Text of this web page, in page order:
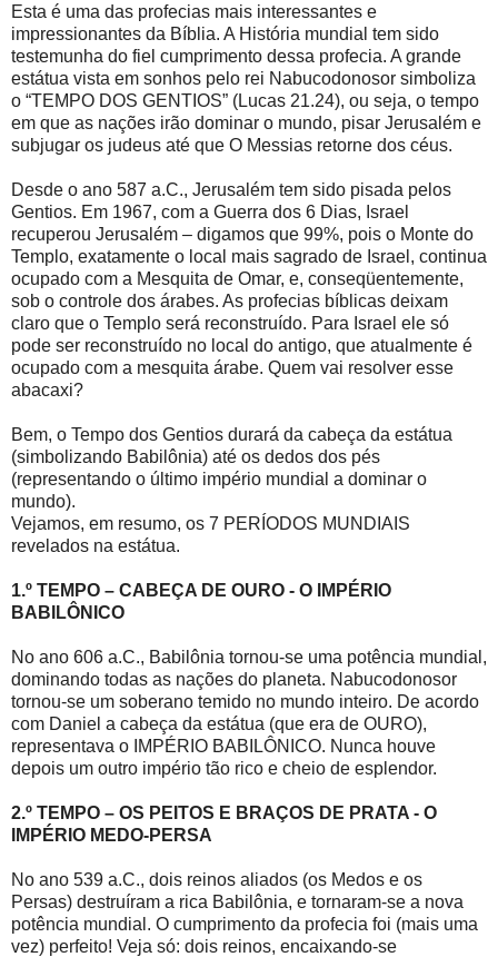
Esta é uma das profecias mais interessantes e
impressionantes da Bíblia. A História mundial tem sido
testemunha do fiel cumprimento dessa profecia. A grande
estátua vista em sonhos pelo rei Nabucodonosor simboliza
o “TEMPO DOS GENTIOS” (Lucas 21.24), ou seja, o tempo
em que as nações irão dominar o mundo, pisar Jerusalém e
subjugar os judeus até que O Messias retorne dos céus.
Desde o ano 587 a.C., Jerusalém tem sido pisada pelos
Gentios. Em 1967, com a Guerra dos 6 Dias, Israel
recuperou Jerusalém – digamos que 99%, pois o Monte do
Templo, exatamente o local mais sagrado de Israel, continua
ocupado com a Mesquita de Omar, e, conseqüentemente,
sob o controle dos árabes. As profecias bíblicas deixam
claro que o Templo será reconstruído. Para Israel ele só
pode ser reconstruído no local do antigo, que atualmente é
ocupado com a mesquita árabe. Quem vai resolver esse
abacaxi?
Bem, o Tempo dos Gentios durará da cabeça da estátua
(simbolizando Babilônia) até os dedos dos pés
(representando o último império mundial a dominar o
mundo).
Vejamos, em resumo, os 7 PERÍODOS MUNDIAIS
revelados na estátua.
1.º TEMPO – CABEÇA DE OURO - O IMPÉRIO
BABILÔNICO
No ano 606 a.C., Babilônia tornou-se uma potência mundial,
dominando todas as nações do planeta. Nabucodonosor
tornou-se um soberano temido no mundo inteiro. De acordo
com Daniel a cabeça da estátua (que era de OURO),
representava o IMPÉRIO BABILÔNICO. Nunca houve
depois um outro império tão rico e cheio de esplendor.
2.º TEMPO – OS PEITOS E BRAÇOS DE PRATA - O
IMPÉRIO MEDO-PERSA
No ano 539 a.C., dois reinos aliados (os Medos e os
Persas) destruíram a rica Babilônia, e tornaram-se a nova
potência mundial. O cumprimento da profecia foi (mais uma
vez) perfeito! Veja só: dois reinos, encaixando-se